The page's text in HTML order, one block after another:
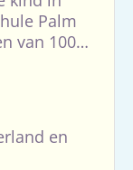
Palm
van 100
en